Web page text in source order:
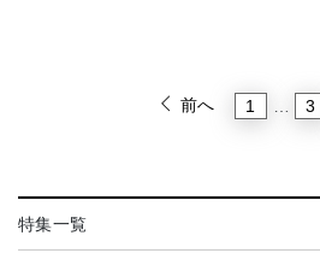
前へ 1 3
特集一覧